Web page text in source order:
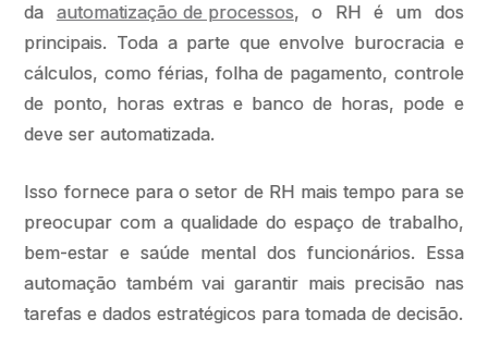
da automatização de processos, o RH é um dos
principais. Toda a parte que envolve burocracia e
cálculos, como férias, folha de pagamento, controle
de ponto, horas extras e banco de horas, pode e
deve ser automatizada.
Isso fornece para o setor de RH mais tempo para se
preocupar com a qualidade do espaço de trabalho,
bem-estar e saúde mental dos funcionários. Essa
automação também vai garantir mais precisão nas
tarefas e dados estratégicos para tomada de decisão.